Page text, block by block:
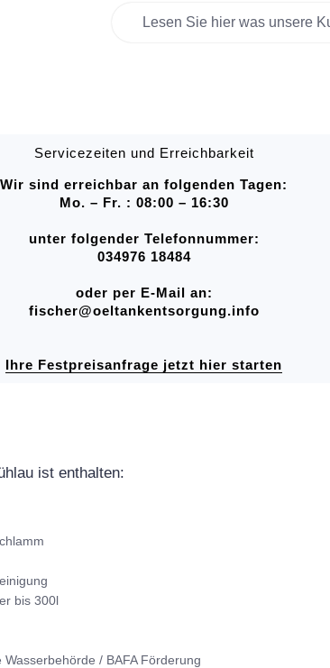
Lesen Sie hier was unsere
Servicezeiten und Erreichbarkeit
Wir sind erreichbar an folgenden Tagen:
Mo. – Fr. : 08:00 – 16:30
unter folgender Telefonnummer:
034976 18484
oder per E-Mail an:
fischer@oeltankentsorgung.info
Ihre Festpreisanfrage jetzt hier starten
ist enthalten:
bis 300l
/ BAFA Förderung